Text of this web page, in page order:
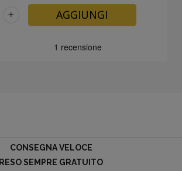
+ AGGIUNGI
CONSEGNA VELOCE
RESO SEMPRE GRATUITO